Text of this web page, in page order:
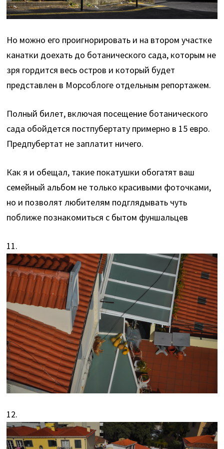
Но можно его проигнорировать и на втором участке
канатки доехать до ботанического сада, которым не
зря гордится весь остров и который будет
представлен в Морсоблоге отдельным репортажем.
Полный билет, включая посещение ботанического
сада обойдется постпубертату примерно в 15 евро.
Предпубертат не заплатит ничего.
Как я и обещал, такие покатушки обогатят ваш
семейный альбом не только красивыми фоточками,
но и позволят любителям подглядывать чуть
поближе познакомиться с бытом фуншальцев
11.
12.